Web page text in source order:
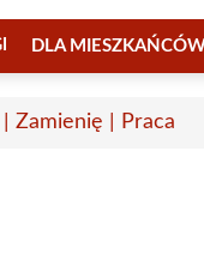
DLA
| Zamienię | Praca